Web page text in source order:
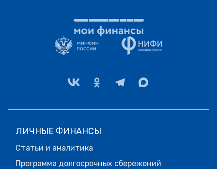
ЛИЧНЫЕ ФИНАНСЫ
Статьи и аналитика
Программа долгосрочных сбережений